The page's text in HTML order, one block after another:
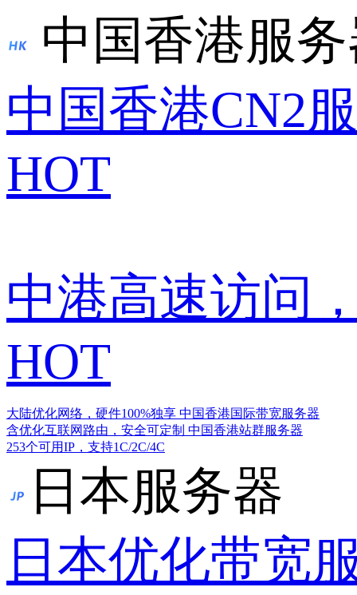
中国香港服
中国香港CN2
HOT
中港高速访问
HOT
大陆优化网络，硬件100%独享 中国香港国际带宽服务器
含优化互联网路由，安全可定制 中国香港站群服务器
253个可用IP，支持1C/2C/4C
日本服务器
日本优化带宽